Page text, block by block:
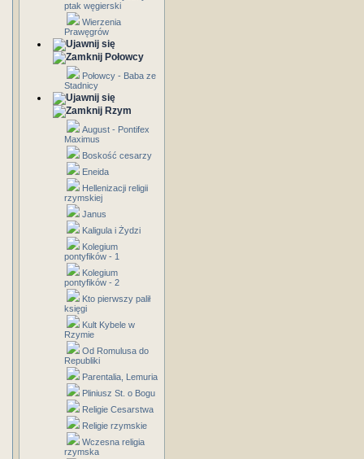
ptak węgierski
Wierzenia
Prawęgrów
Połowcy
Połowcy - Baba ze
Stadnicy
Rzym
August - Pontifex
Maximus
Boskość cesarzy
Eneida
Hellenizacji religii
rzymskiej
Janus
Kaligula i Żydzi
Kolegium
pontyfików - 1
Kolegium
pontyfików - 2
Kto pierwszy palił
księgi
Kult Kybele w
Rzymie
Od Romulusa do
Republiki
Parentalia, Lemuria
Pliniusz St. o Bogu
Religie Cesarstwa
Religie rzymskie
Wczesna religia
rzymska